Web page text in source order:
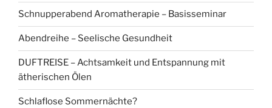
Schnupperabend Aromatherapie – Basisseminar
Abendreihe – Seelische Gesundheit
DUFTREISE – Achtsamkeit und Entspannung mit
ätherischen Ölen
Schlaflose Sommernächte?